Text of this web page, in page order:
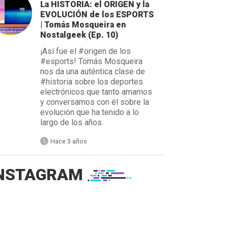
La HISTORIA: el ORIGEN y la
EVOLUCIÓN de los ESPORTS
| Tomás Mosqueira en
Nostalgeek (Ep. 10)
¡Así fue el #origen de los
#esports! Tomás Mosqueira
nos da una auténtica clase de
#historia sobre los deportes
electrónicos que tanto amamos
y conversamos con él sobre la
evolución que ha tenido a lo
largo de los años.
Hace 3 años